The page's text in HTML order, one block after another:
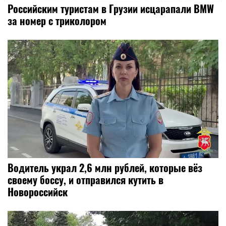
Российским туристам в Грузии исцарапали BMW
за номер с триколором
Водитель украл 2,6 млн рублей, которые вёз
своему боссу, и отправился кутить в
Новороссийск